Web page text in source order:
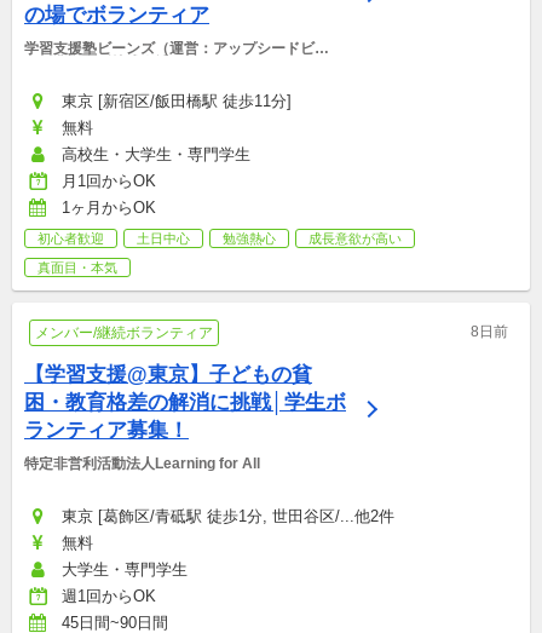
の場でボランティア
学習支援塾ビーンズ（運営：アップシードビー
東京 [新宿区/飯田橋駅 徒歩11分]
無料
高校生・大学生・専門学生
月1回からOK
1ヶ月からOK
初心者歓迎 土日中心 勉強熱心
成長意欲が高い
真面目・本気
メンバー/継続ボランティア 8日前
【学習支援@東京】子どもの貧
困・教育格差の解消に挑戦│学生ボ
ランティア募集！
特定非営利活動法人Learning for All
東京 [葛飾区/青砥駅 徒歩1分, 世田谷区/...他2件
無料
大学生・専門学生
週1回からOK
45日間~90日間